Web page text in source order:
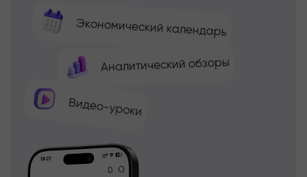
Экономический календарь
Аналитический обзоры
Видео-уроки